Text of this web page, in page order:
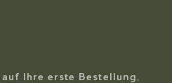
Ihre erste Bestellung,